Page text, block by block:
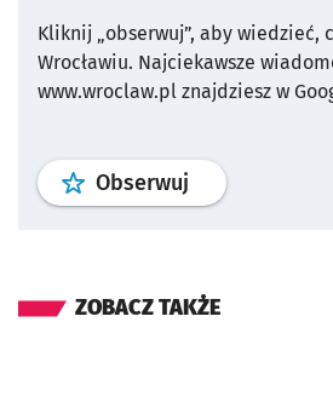
Kliknij „obserwuj”, aby wiedzieć,
Wrocławiu. Najciekawsze
www.wroclaw.pl znajdziesz w
Obserwuj profil
ZOBACZ TAKŻE